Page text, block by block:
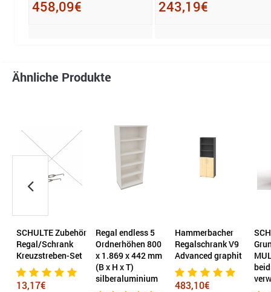
458,09€ 243,19€
Ähnliche Produkte
SCHULTE Zubehör
Regal/Schrank
Kreuzstreben-Set
13,17€
Regal endless 5
Ordnerhöhen 800
x 1.869 x 442 mm
(B x H x T)
silberaluminium
Hammerbacher
Regalschrank V9
Advanced graphit
483,10€